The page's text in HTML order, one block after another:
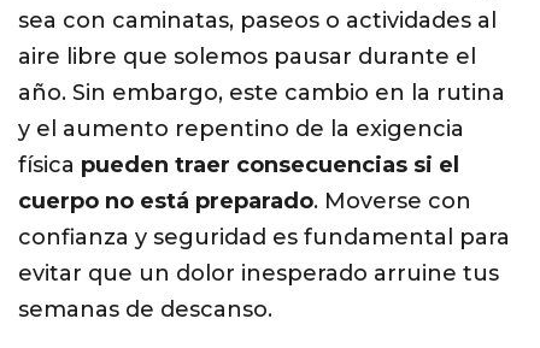
sea con caminatas, paseos o actividades al
aire libre que solemos pausar durante el
año. Sin embargo, este cambio en la rutina
y el aumento repentino de la exigencia
física pueden traer consecuencias si el
cuerpo no está preparado. Moverse con
confianza y seguridad es fundamental para
evitar que un dolor inesperado arruine tus
semanas de descanso.